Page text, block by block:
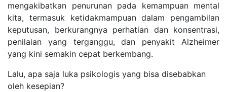
mengakibatkan penurunan pada kemampuan mental
kita, termasuk ketidakmampuan dalam pengambilan
keputusan, berkurangnya perhatian dan konsentrasi,
penilaian yang terganggu, dan penyakit Alzheimer
yang kini semakin cepat berkembang.
Lalu, apa saja luka psikologis yang bisa disebabkan
oleh kesepian?